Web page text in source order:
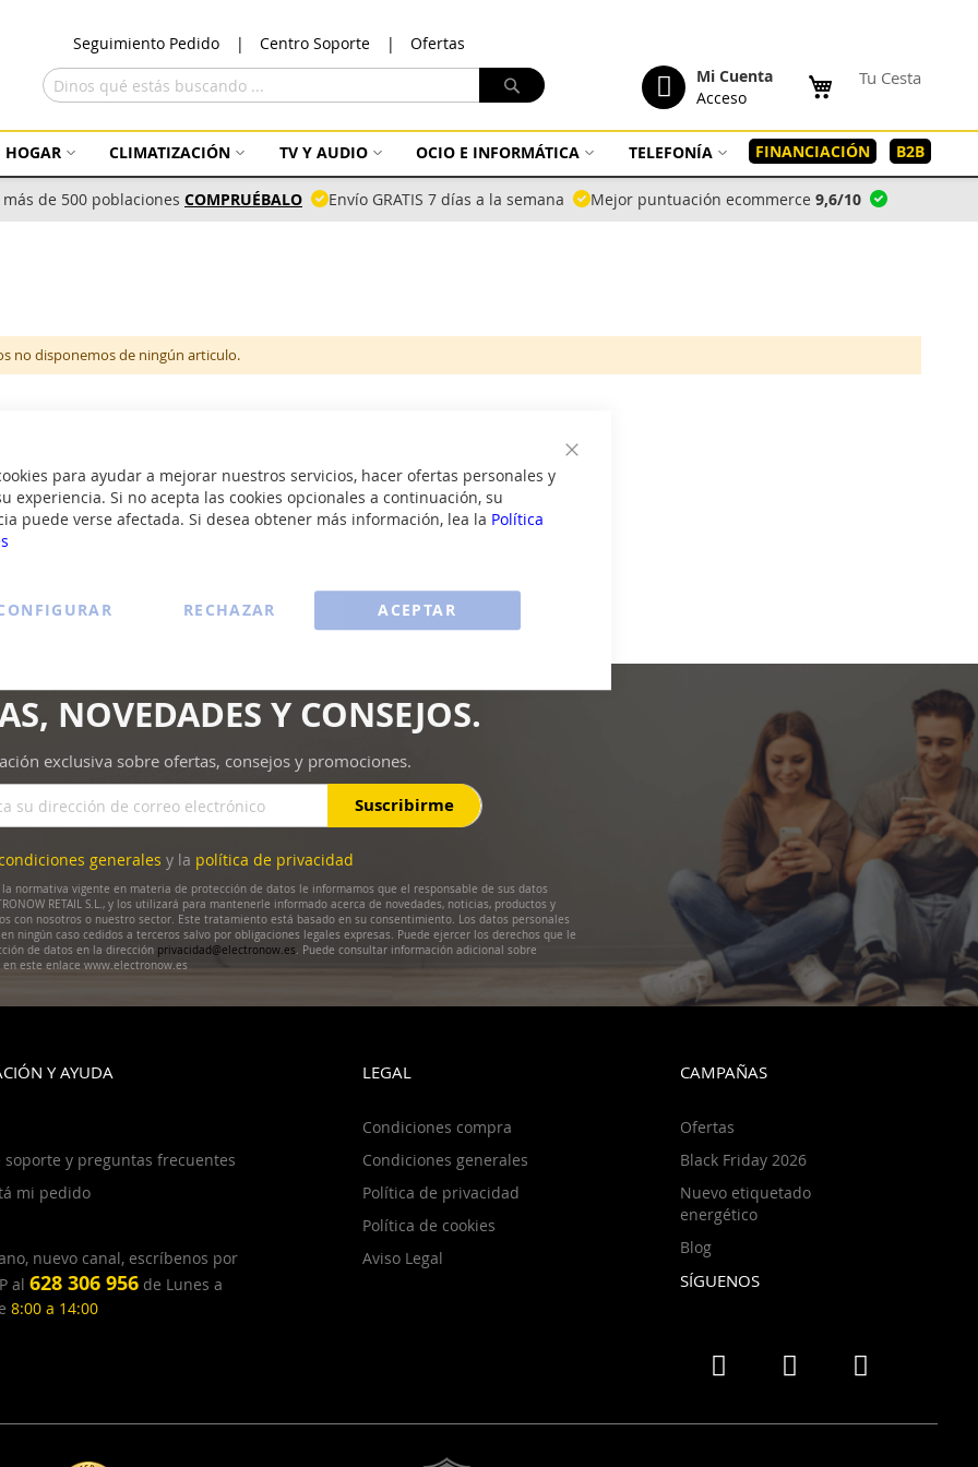
para ayudar a mejorar nuestros servicios, hacer ofertas personales y
experiencia. Si no acepta las cookies opcionales a continuación, su
puede verse afectada. Si desea obtener más información, lea la Política
ACEPTAR
RECHAZAR
Seguimiento Pedido Centro Soporte Ofertas
contenido
Tu Cesta
Mi Cuenta
Acceso
Buscar
HOGAR CLIMATIZACIÓN TV Y AUDIO OCIO E INFORMÁTICA TELEFONÍA FINANCIACIÓN B2B
de 500 poblaciones COMPRUÉBALO Envío GRATIS 7 días a la semana Mejor puntuación ecommerce 9,6/10
no disponemos de ningún articulo.
NOVEDADES Y CONSEJOS.
exclusiva sobre ofertas, consejos y promociones.
Suscribirme
generales y la política de privacidad
normativa vigente en materia de protección de datos le informamos que el responsable de sus datos
RETAIL S.L., y los utilizará para mantenerle informado acerca de novedades, noticias, productos y
con nosotros o nuestro sector. Este tratamiento está basado en su consentimiento. Los datos personales
ningún caso cedidos a terceros salvo por obligaciones legales expresas. Puede ejercer los derechos que le
de datos en la dirección privacidad@electronow.es. Puede consultar información adicional sobre
en este enlace www.electronow.es
Y AYUDA
soporte y preguntas frecuentes
mi pedido
nuevo canal, escríbenos por
al 628 306 956de Lunes a
8:00 a 14:00
LEGAL
Condiciones compra
Condiciones generales
Política de privacidad
Política de cookies
Aviso Legal
CAMPAÑAS
Ofertas
Black Friday 2026
Nuevo etiquetado
energético
Blog
SÍGUENOS